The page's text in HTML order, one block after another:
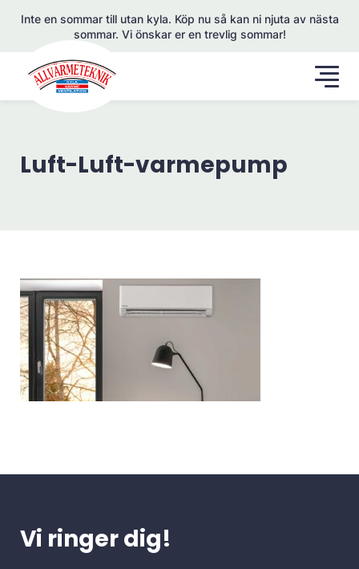
Inte en sommar till utan kyla. Köp nu så kan ni njuta av nästa
sommar. Vi önskar er en trevlig sommar!
Luft-Luft-varmepump
Vi ringer dig!